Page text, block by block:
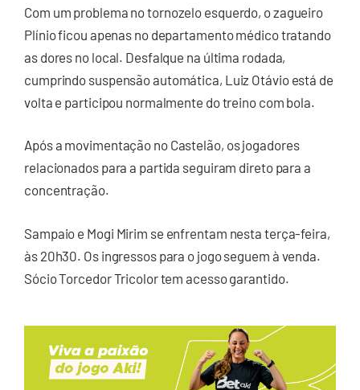
Com um problema no tornozelo esquerdo, o zagueiro
Plínio ficou apenas no departamento médico tratando
as dores no local. Desfalque na última rodada,
cumprindo suspensão automática, Luiz Otávio está de
volta e participou normalmente do treino com bola.
Após a movimentação no Castelão, os jogadores
relacionados para a partida seguiram direto para a
concentração.
Sampaio e Mogi Mirim se enfrentam nesta terça-feira,
às 20h30. Os ingressos para o jogo seguem à venda.
Sócio Torcedor Tricolor tem acesso garantido.